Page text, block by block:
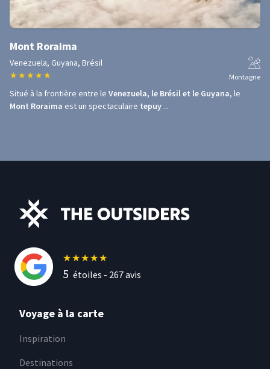
Mont Roraima
Venezuela, Guyana, Brésil
★ ★ ★ ★ ★ Montagne
Situé à la frontière entre le Venezuela, le Brésil et le Guyana, le
Mont Roraima est un spectaculaire tepuy ...
★★★★★
5 étoiles - 267avis
Voyage à la carte
Inspiration
Destinations